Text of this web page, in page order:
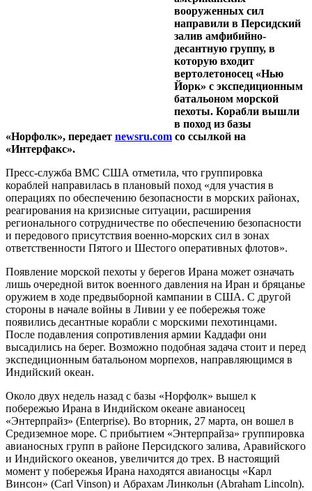
вооруженных сил
направили в Персидский
залив амфибийно-
десантную группу, в
которую входит
вертолетоносец «Нью
Йорк» с экспедиционным
батальоном морской
пехоты. Корабли вышли
в поход из базы
«Норфолк», передает newsru.com со ссылкой на
«Интерфакс».
Пресс-служба ВМС США отметила, что группировка
кораблей направилась в плановый поход «для участия в
операциях по обеспечению безопасности в морских районах,
реагирования на кризисные ситуации, расширения
регионального сотрудничестве по обеспечению безопасности
и передового присутствия военно-морских сил в зонах
ответственности Пятого и Шестого оперативных флотов».
Появление морской пехоты у берегов Ирана может означать
лишь очередной виток военного давления на Иран и бряцанье
оружием в ходе предвыборной кампании в США. С другой
стороны в начале войны в Ливии у ее побережья тоже
появились десантные корабли с морскими пехотинцами.
После подавления сопротивления армии Каддафи они
высадились на берег. Возможно подобная задача стоит и перед
экспедиционным батальоном морпехов, направляющимся в
Индийский океан.
Около двух недель назад с базы «Норфолк» вышел к
побережью Ирана в Индийском океане авианосец
«Энтерпрайз» (Enterprise). Во вторник, 27 марта, он вошел в
Средиземное море. С прибытием «Энтерпрайза» группировка
авианосных групп в районе Персидского залива, Аравийского
и Индийского океанов, увеличится до трех. В настоящий
момент у побережья Ирана находятся авианосцы «Карл
Винсон» (Carl Vinson) и Абрахам Линкольн (Abraham Lincoln).